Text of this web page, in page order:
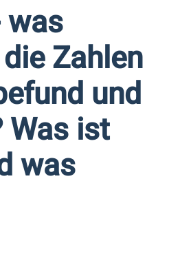
Zahlen
und
ist
was